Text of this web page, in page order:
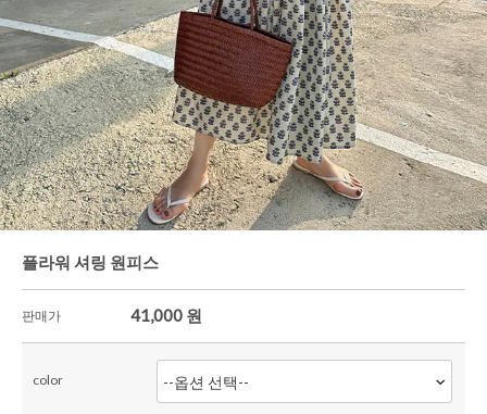
플라워 셔링 원피스
판매가 41,000 원
color